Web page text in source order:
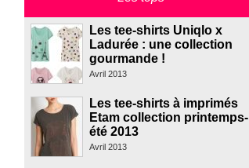
Les tee-shirts Uniqlo x
Ladurée : une collection
gourmande !
Avril 2013
Les tee-shirts à imprimés
Etam collection printemps-
été 2013
Avril 2013